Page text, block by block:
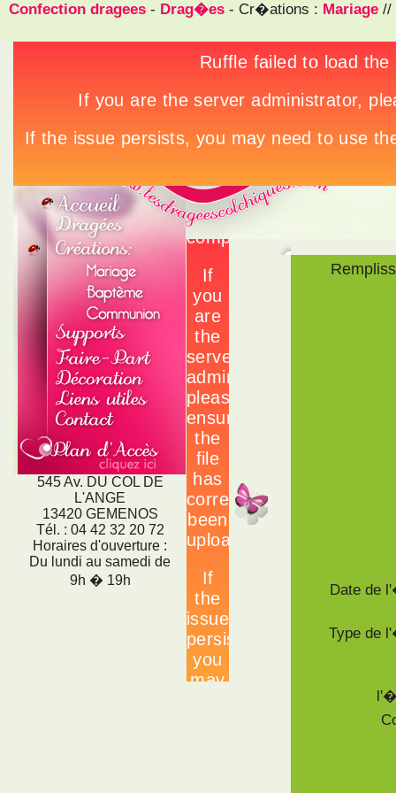
Confection dragees - Drag�es - Cr�ations : Mariage //
545 Av. DU COL DE
L'ANGE
13420 GEMENOS
Tél. : 04 42 32 20 72
Horaires d'ouverture :
Du lundi au samedi de
9h � 19h
Date de
Type de